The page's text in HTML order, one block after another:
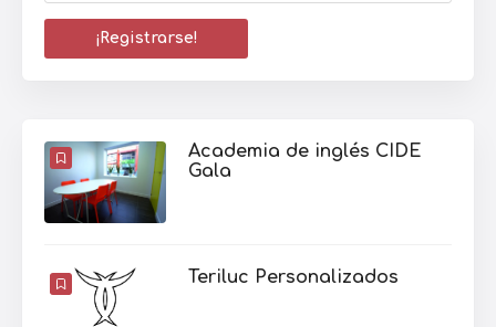
Academia de inglés CIDE
Gala
Teriluc Personalizados